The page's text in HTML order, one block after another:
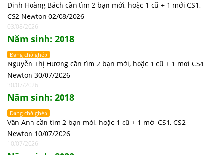
Đinh Hoàng Bách cần tìm 2 bạn mới, hoặc 1 cũ + 1 mới CS1,
CS2 Newton 02/08/2026
03/08/2026
Năm sinh: 2018
Đang chờ ghép
Nguyễn Thị Hương cần tìm 2 bạn mới, hoặc 1 cũ + 1 mới CS4
Newton 30/07/2026
30/07/2026
Năm sinh: 2018
Đang chờ ghép
Vân Anh cần tìm 2 bạn mới, hoặc 1 cũ + 1 mới CS1, CS2
Newton 10/07/2026
10/07/2026